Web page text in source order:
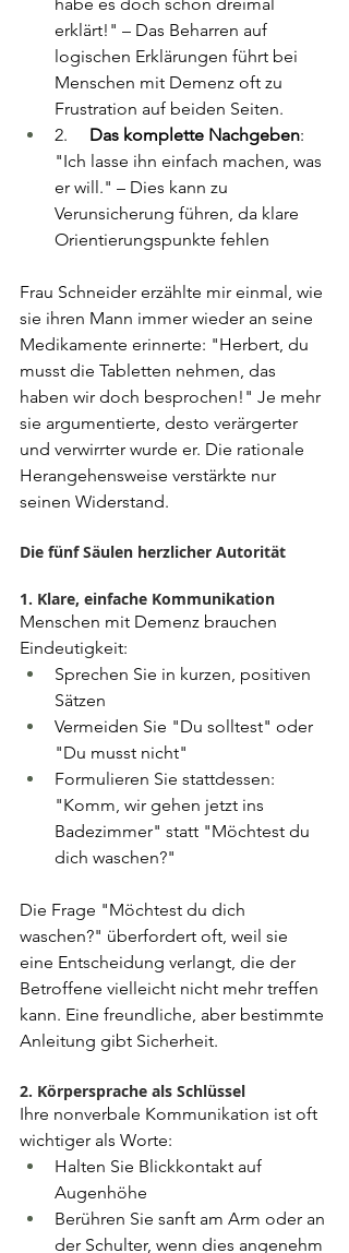
erklärt!" – Das Beharren auf
logischen Erklärungen führt bei
Menschen mit Demenz oft zu
Frustration auf beiden Seiten.
2. Das komplette Nachgeben:
"Ich lasse ihn einfach machen, was
er will." – Dies kann zu
Verunsicherung führen, da klare
Orientierungspunkte fehlen
Frau Schneider erzählte mir einmal, wie
sie ihren Mann immer wieder an seine
Medikamente erinnerte: "Herbert, du
musst die Tabletten nehmen, das
haben wir doch besprochen!" Je mehr
sie argumentierte, desto verärgerter
und verwirrter wurde er. Die rationale
Herangehensweise verstärkte nur
seinen Widerstand.
Die fünf Säulen herzlicher Autorität
1. Klare, einfache Kommunikation
Menschen mit Demenz brauchen
Eindeutigkeit:
Sprechen Sie in kurzen, positiven
Sätzen
Vermeiden Sie "Du solltest" oder
"Du musst nicht"
Formulieren Sie stattdessen:
"Komm, wir gehen jetzt ins
Badezimmer" statt "Möchtest du
dich waschen?"
Die Frage "Möchtest du dich
waschen?" überfordert oft, weil sie
eine Entscheidung verlangt, die der
Betroffene vielleicht nicht mehr treffen
kann. Eine freundliche, aber bestimmte
Anleitung gibt Sicherheit.
2. Körpersprache als Schlüssel
Ihre nonverbale Kommunikation ist oft
wichtiger als Worte:
Halten Sie Blickkontakt auf
Augenhöhe
Berühren Sie sanft am Arm oder an
der Schulter, wenn dies angenehm